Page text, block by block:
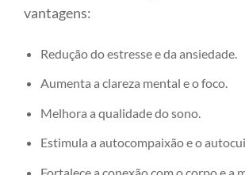
vantagens:
Redução do estresse e da ansiedade.
Aumenta a clareza mental e o foco.
Melhora a qualidade do sono.
Estimula a autocompaixão e o